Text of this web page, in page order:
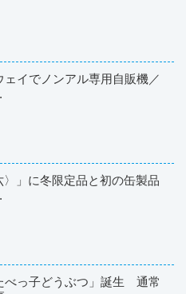
ェイでノンアル専用自販機／
〉」に冬限定品と初の缶製品
べっ子どうぶつ」誕生 通常